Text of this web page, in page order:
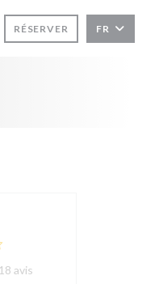
FENÊTRE))
RÉSERVER FR
avis